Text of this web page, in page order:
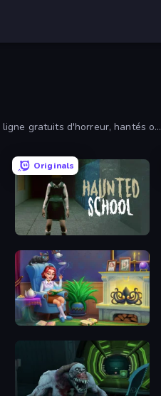
gratuits d'horreur, hantés ou
Originals
Haunted School
Halloween Merge